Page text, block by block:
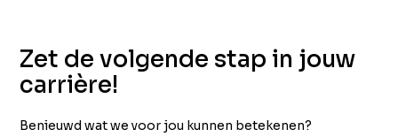
Zet de volgende stap in jouw
carrière!
Benieuwd wat we voor jou kunnen betekenen?